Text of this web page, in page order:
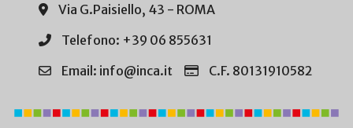
Via G.Paisiello, 43 - ROMA
Telefono: +39 06 855631
Email: info@inca.it
C.F. 80131910582